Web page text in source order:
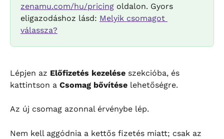
zenamu.com/hu/pricing oldalon. Gyors
eligazodáshoz lásd: Melyik csomagot
válassza?
Lépjen az Előfizetés kezelése szekcióba, és
kattintson a Csomag bővítése lehetőségre.
Az új csomag azonnal érvénybe lép.
Nem kell aggódnia a kettős fizetés miatt; csak az